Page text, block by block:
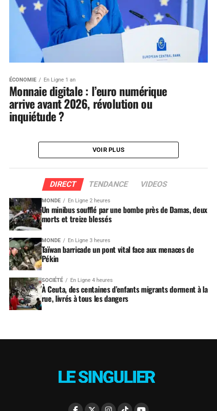
ÉCONOMIE En Ligne 1 an
Monnaie digitale : l’euro numérique
arrive avant 2026, révolution ou
inquiétude ?
VOIR PLUS
DIRECT TENDANCE VIDEOS
MONDE En Ligne 2 heures
Un minibus soufflé par une bombe près de Damas, deux
morts et treize blessés
MONDE En Ligne 3 heures
Taïwan barricade un pont vital face aux menaces de
Pékin
SOCIÉTÉ En Ligne 4 heures
À Ceuta, des centaines d’enfants migrants dorment à la
rue, livrés à tous les dangers